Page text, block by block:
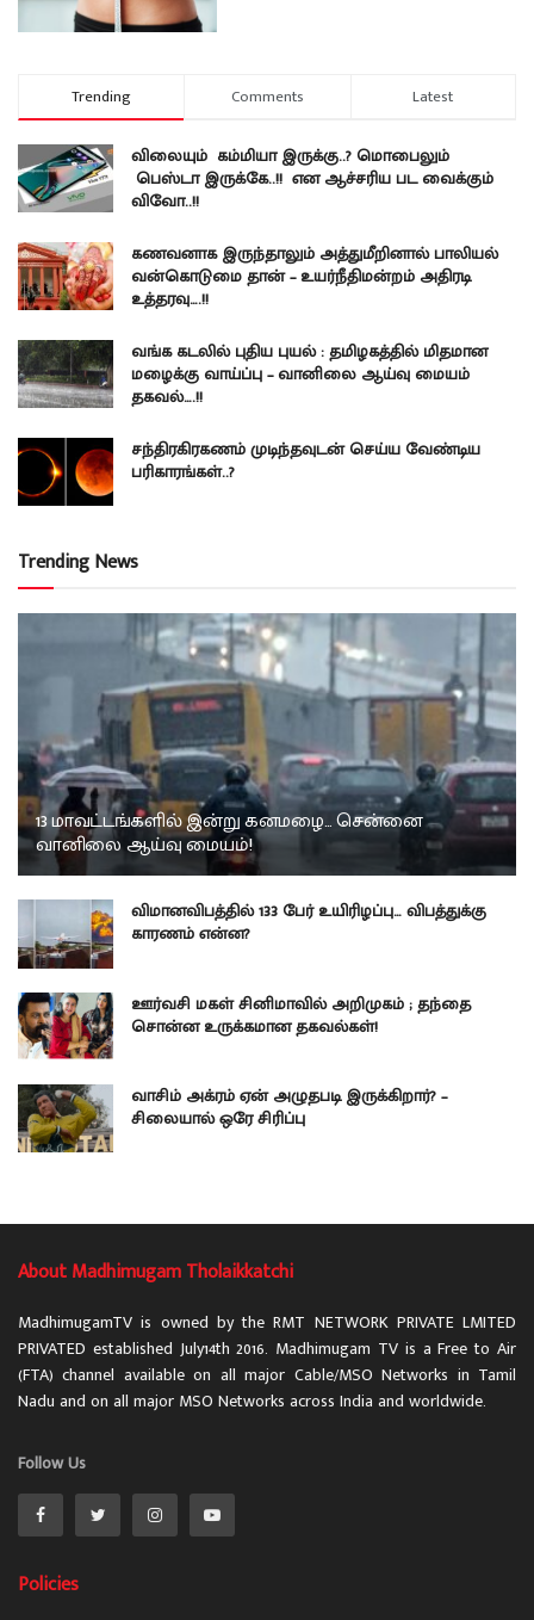
Trending Comments Latest
விலையும் கம்மியா இருக்கு..? மொபைலும்
பெஸ்டா இருக்கே..!! என ஆச்சரிய பட வைக்கும்
விவோ..!!
கணவனாக இருந்தாலும் அத்துமீறினால் பாலியல்
வன்கொடுமை தான் – உயர்நீதிமன்றம் அதிரடி
உத்தரவு….!!
வங்க கடலில் புதிய புயல் : தமிழகத்தில் மிதமான
மழைக்கு வாய்ப்பு – வானிலை ஆய்வு மையம்
தகவல்….!!
சந்திரகிரகணம் முடிந்தவுடன் செய்ய வேண்டிய
பரிகாரங்கள்..?
Trending News
13 மாவட்டங்களில் இன்று கனமழை… சென்னை
வானிலை ஆய்வு மையம்!
விமானவிபத்தில் 133 பேர் உயிரிழப்பு… விபத்துக்கு
காரணம் என்ன?
ஊர்வசி மகள் சினிமாவில் அறிமுகம் ; தந்தை
சொன்ன உருக்கமான தகவல்கள்!
வாசிம் அக்ரம் ஏன் அழுதபடி இருக்கிறார்? –
சிலையால் ஒரே சிரிப்பு
About Madhimugam Tholaikkatchi
MadhimugamTV is owned by the RMT NETWORK PRIVATE LMITED
PRIVATED established July14th 2016. Madhimugam TV is a Free to Air
(FTA) channel available on all major Cable/MSO Networks in Tamil
Nadu and on all major MSO Networks across India and worldwide.
Follow Us
Policies